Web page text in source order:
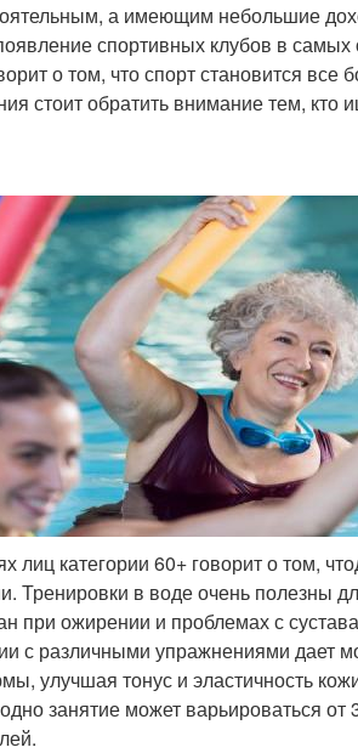
а имеющим небольшие
спортивных клубов в
о том, что спорт становится
стоит обратить внимание тем, кто
лиц категории 60+ говорит о том,
Тренировки в воде очень полезны
при ожирении и проблемах с
с различными упражнениями дает
улучшая тонус и эластичность
занятие может варьироваться